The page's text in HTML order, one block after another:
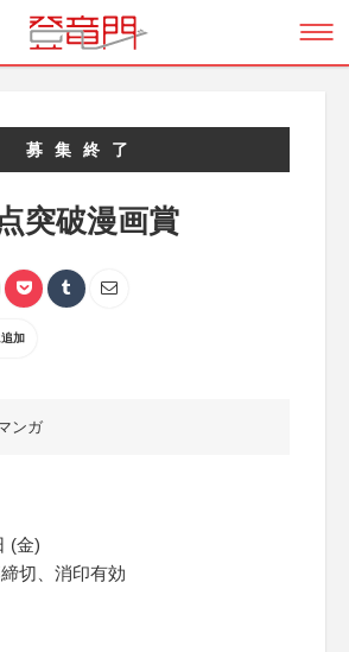
募集終了
突破漫画賞
加
ンガ
(金)
切、消印有効